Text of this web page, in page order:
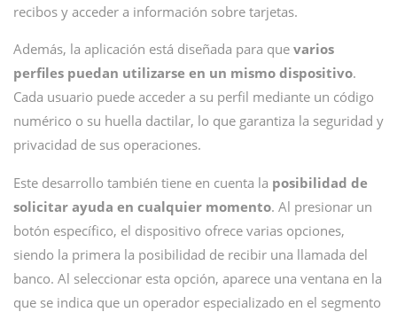
recibos y acceder a información sobre tarjetas.
Además, la aplicación está diseñada para que varios
perfiles puedan utilizarse en un mismo dispositivo.
Cada usuario puede acceder a su perfil mediante un código
numérico o su huella dactilar, lo que garantiza la seguridad y
privacidad de sus operaciones.
Este desarrollo también tiene en cuenta la posibilidad de
solicitar ayuda en cualquier momento. Al presionar un
botón específico, el dispositivo ofrece varias opciones,
siendo la primera la posibilidad de recibir una llamada del
banco. Al seleccionar esta opción, aparece una ventana en la
que se indica que un operador especializado en el segmento